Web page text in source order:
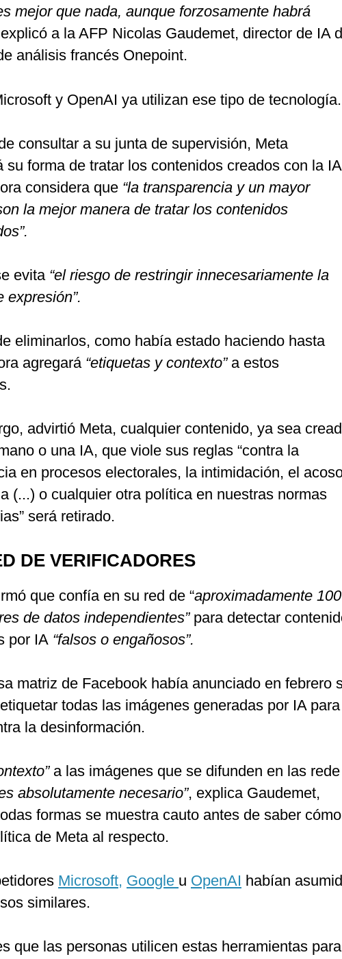
mejor que nada, aunque forzosamente habrá
a la AFP Nicolas Gaudemet, director de IA
análisis francés Onepoint.
y OpenAI ya utilizan ese tipo de tecnología.
consultar a su junta de supervisión, Meta
su forma de tratar los contenidos creados con la
considera que “la transparencia y un mayor
la mejor manera de tratar los contenidos
evita“el riesgo de restringir innecesariamente la
expresión”.
eliminarlos, como había estado haciendo hasta
agregará “etiquetas y contexto” a estos
advirtió Meta, cualquier contenido, ya sea
o una IA, que viole sus reglas “contra la
en procesos electorales, la intimidación, el
(...) o cualquier otra política en nuestras normas
será retirado.
DE VERIFICADORES
que confía en su red de “aproximadamente 100
de datos independientes”para detectar
por IA “falsos o engañosos”.
matriz de Facebook había anunciado en febrero
todas las imágenes generadas por IA para
la desinformación.
a las imágenes que se difunden en las rede
absolutamente necesario”, explica Gaudemet,
formas se muestra cauto antes de saber cómo
de Meta al respecto.
Microsoft, Google u OpenAI habían
similares.
que las personas utilicen estas herramientas para